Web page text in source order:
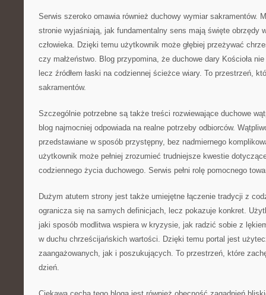
Serwis szeroko omawia również duchowy wymiar sakramentów.
stronie wyjaśniają, jak fundamentalny sens mają święte obrzędy
człowieka. Dzięki temu użytkownik może głębiej przeżywać
czy małżeństwo. Blog przypomina, że duchowe dary Kościoła
lecz źródłem łaski na codziennej ścieżce wiary. To przestrzeń,
sakramentów.
Szczególnie potrzebne są także treści rozwiewające duchowe
blog najmocniej odpowiada na realne potrzeby odbiorców.
przedstawiane w sposób przystępny, bez nadmiernego
użytkownik może pełniej zrozumieć trudniejsze kwestie
codziennego życia duchowego. Serwis pełni rolę pomocnego
Dużym atutem strony jest także umiejętne łączenie tradycji z
ogranicza się na samych definicjach, lecz pokazuje konkret.
jaki sposób modlitwa wspiera w kryzysie, jak radzić sobie z
w duchu chrześcijańskich wartości. Dzięki temu portal jest
zaangażowanych, jak i poszukujących. To przestrzeń, które
dzień.